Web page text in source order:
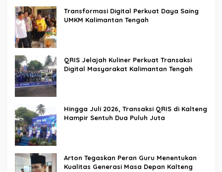
Transformasi Digital Perkuat Daya Saing
UMKM Kalimantan Tengah
QRIS Jelajah Kuliner Perkuat Transaksi
Digital Masyarakat Kalimantan Tengah
Hingga Juli 2026, Transaksi QRIS di Kalteng
Hampir Sentuh Dua Puluh Juta
Arton Tegaskan Peran Guru Menentukan
Kualitas Generasi Masa Depan Kalteng